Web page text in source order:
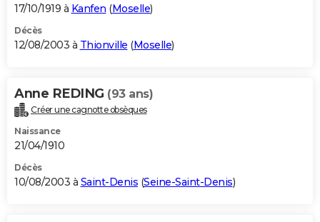
17/10/1919 à Kanfen (Moselle)
Décès
12/08/2003 à Thionville (Moselle)
Anne REDING (93 ans)
Créer une cagnotte obsèques
Naissance
21/04/1910
Décès
10/08/2003 à Saint-Denis (Seine-Saint-Denis)